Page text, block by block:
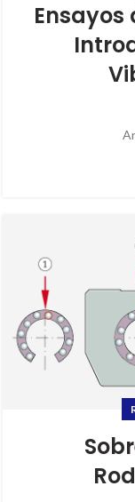
Ensayos